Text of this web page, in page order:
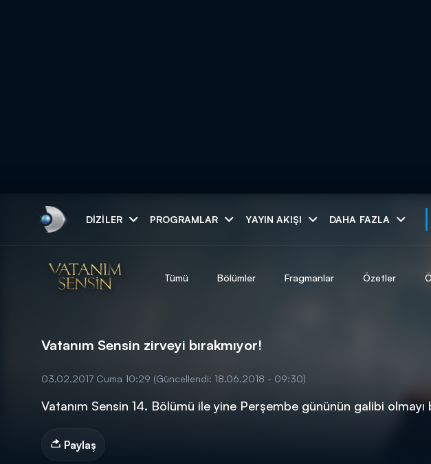
DIZILER PROGRAMLAR YAYIN AKIŞI DAHA FAZLA
DİĞER SONUÇLAR
Tümü Bölümler Fragmanlar Özetler
Vatanım Sensin zirveyi bırakmıyor!
03.02.2017 Cuma 10:29 (Güncellendi: 18.06.2018 - 09:30)
Vatanım Sensin 14. Bölümü ile yine Perşembe gününün galibi olmayı
Paylaş